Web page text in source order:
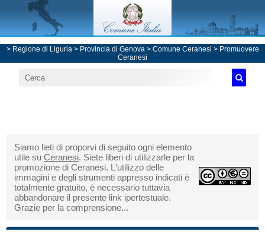
> Regione di Liguria> Provincia di Genova> Comune Ceranesi > Promuovere
Ceranesi
Siamo lieti di proporvi di seguito ogni elemento
utile su Ceranesi. Siete liberi di utilizzarle per la
promozione di Ceranesi. L'utilizzo delle
immagini e degli strumenti appresso indicati è
totalmente gratuito, è necessario tuttavia
abbandonare il presente link ipertestuale.
Grazie per la comprensione...